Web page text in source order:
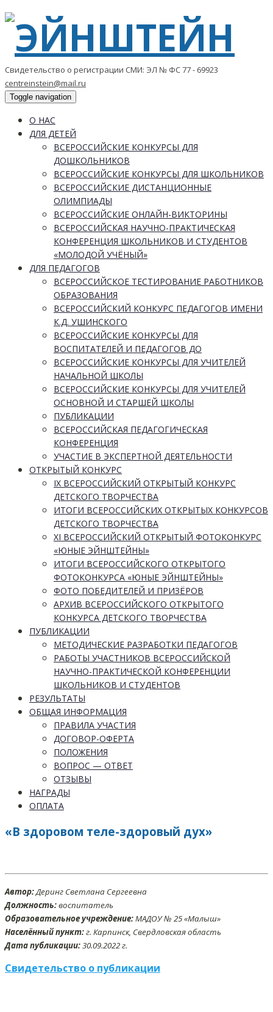
Свидетельство о регистрации СМИ: ЭЛ № ФС 77 - 69923
centreinstein@mail.ru
Toggle navigation
О НАС
ДЛЯ ДЕТЕЙ
ВСЕРОССИЙСКИЕ КОНКУРСЫ ДЛЯ
ДОШКОЛЬНИКОВ
ВСЕРОССИЙСКИЕ КОНКУРСЫ ДЛЯ ШКОЛЬНИКОВ
ВСЕРОССИЙСКИЕ ДИСТАНЦИОННЫЕ
ОЛИМПИАДЫ
ВСЕРОССИЙСКИЕ ОНЛАЙН-ВИКТОРИНЫ
ВСЕРОССИЙСКАЯ НАУЧНО-ПРАКТИЧЕСКАЯ
КОНФЕРЕНЦИЯ ШКОЛЬНИКОВ И СТУДЕНТОВ
«МОЛОДОЙ УЧЁНЫЙ»
ДЛЯ ПЕДАГОГОВ
ВСЕРОССИЙСКОЕ ТЕСТИРОВАНИЕ РАБОТНИКОВ
ОБРАЗОВАНИЯ
ВСЕРОССИЙСКИЙ КОНКУРС ПЕДАГОГОВ ИМЕНИ
К.Д. УШИНСКОГО
ВСЕРОССИЙСКИЕ КОНКУРСЫ ДЛЯ
ВОСПИТАТЕЛЕЙ И ПЕДАГОГОВ ДО
ВСЕРОССИЙСКИЕ КОНКУРСЫ ДЛЯ УЧИТЕЛЕЙ
НАЧАЛЬНОЙ ШКОЛЫ
ВСЕРОССИЙСКИЕ КОНКУРСЫ ДЛЯ УЧИТЕЛЕЙ
ОСНОВНОЙ И СТАРШЕЙ ШКОЛЫ
ПУБЛИКАЦИИ
ВСЕРОССИЙСКАЯ ПЕДАГОГИЧЕСКАЯ
КОНФЕРЕНЦИЯ
УЧАСТИЕ В ЭКСПЕРТНОЙ ДЕЯТЕЛЬНОСТИ
ОТКРЫТЫЙ КОНКУРС
IX ВСЕРОССИЙСКИЙ ОТКРЫТЫЙ КОНКУРС
ДЕТСКОГО ТВОРЧЕСТВА
ИТОГИ ВСЕРОССИЙСКИХ ОТКРЫТЫХ КОНКУРСОВ
ДЕТСКОГО ТВОРЧЕСТВА
XI ВСЕРОССИЙСКИЙ ОТКРЫТЫЙ ФОТОКОНКУРС
«ЮНЫЕ ЭЙНШТЕЙНЫ»
ИТОГИ ВСЕРОССИЙСКОГО ОТКРЫТОГО
ФОТОКОНКУРСА «ЮНЫЕ ЭЙНШТЕЙНЫ»
ФОТО ПОБЕДИТЕЛЕЙ И ПРИЗЁРОВ
АРХИВ ВСЕРОССИЙСКОГО ОТКРЫТОГО
КОНКУРСА ДЕТСКОГО ТВОРЧЕСТВА
ПУБЛИКАЦИИ
МЕТОДИЧЕСКИЕ РАЗРАБОТКИ ПЕДАГОГОВ
РАБОТЫ УЧАСТНИКОВ ВСЕРОССИЙСКОЙ
НАУЧНО-ПРАКТИЧЕСКОЙ КОНФЕРЕНЦИИ
ШКОЛЬНИКОВ И СТУДЕНТОВ
РЕЗУЛЬТАТЫ
ОБЩАЯ ИНФОРМАЦИЯ
ПРАВИЛА УЧАСТИЯ
ДОГОВОР-ОФЕРТА
ПОЛОЖЕНИЯ
ВОПРОС — ОТВЕТ
ОТЗЫВЫ
НАГРАДЫ
ОПЛАТА
«В здоровом теле-здоровый дух»
Автор:Деринг Светлана Сергеевна
Должность:воспитатель
Образовательное учреждение:МАДОУ № 25 «Малыш»
Населённый пункт:г. Карпинск, Свердловская область
Дата публикации:30.09.2022 г.
Свидетельство о публикации